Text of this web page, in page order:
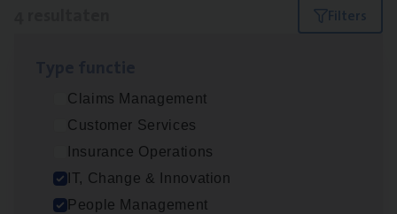
Filters
Claims Management
Customer Services
Insurance Operations
IT, Change & Innovation
People Management
(Agi­le)ITPro­ject Manager
IT, Change & Innovation
Antwerpen